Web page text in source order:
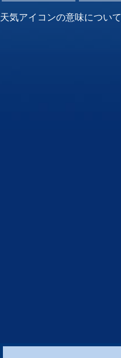
天気アイコンの意味について